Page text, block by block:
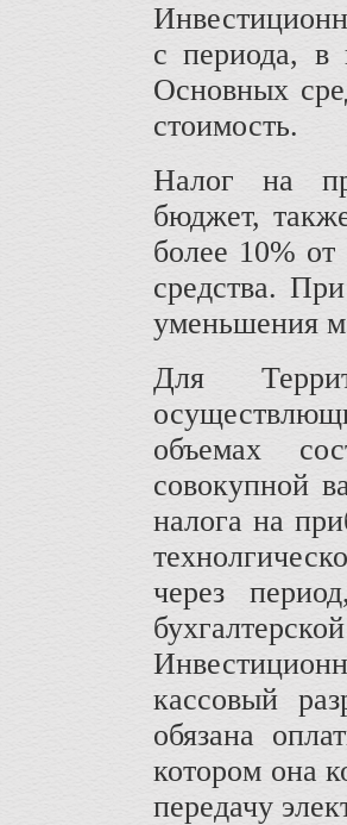
с периода, в
Основных
стоимость.
Налог на
бюджет,
более 10%
средства.
уменьшения
Для
объемах
совокупной
налога на
через
кассовый
обязана
котором она
передачу